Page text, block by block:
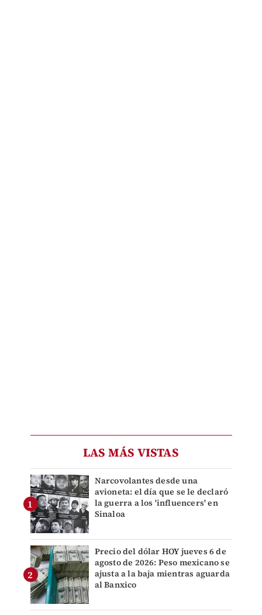
LAS MÁS VISTAS
Narcovolantes desde una
avioneta: el día que se le declaró
la guerra a los 'influencers' en
Sinaloa
Precio del dólar HOY jueves 6 de
agosto de 2026: Peso mexicano se
ajusta a la baja mientras aguarda
al Banxico